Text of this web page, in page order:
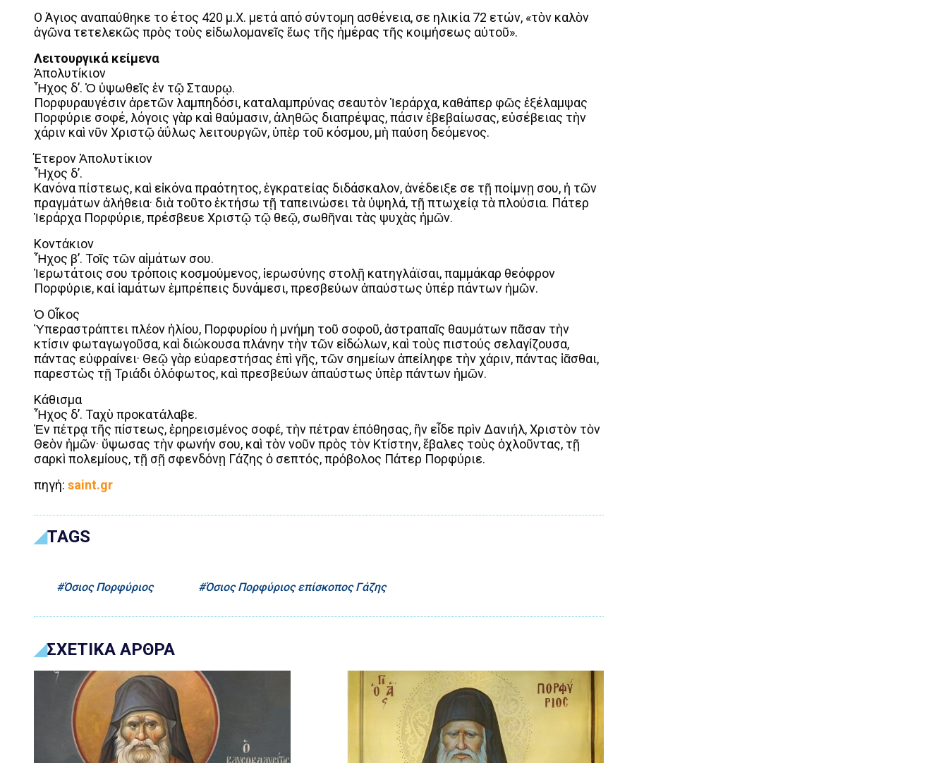
Ο Άγιος αναπαύθηκε το έτος 420 μ.Χ. μετά από σύντομη ασθένεια, σε ηλικία 72 ετών, «τὸν καλὸν
ἀγῶνα τετελεκῶς πρὸς τοὺς εἰδωλομανεῖς ἕως τῆς ἡμέρας τῆς κοιμήσεως αὐτοῦ».
Λειτουργικά κείμενα
Ἀπολυτίκιον
Ἦχος δ’. Ὁ ὑψωθεῖς ἐν τῷ Σταυρῳ.
Πορφυραυγέσιν ἀρετῶν λαμπηδόσι, καταλαμπρύνας σεαυτὸν Ἱεράρχα, καθάπερ φῶς ἐξέλαμψας
Πορφύριε σοφέ, λόγοις γὰρ καὶ θαύμασιν, ἀληθῶς διαπρέψας, πάσιν ἐβεβαίωσας, εὐσέβειας τὴν
χάριν καὶ νῦν Χριστῷ ἀΰλως λειτουργῶν, ὑπὲρ τοῦ κόσμου, μὴ παύση δεόμενος.
Έτερον Ἀπολυτίκιον
Ἦχος δ’.
Κανόνα πίστεως, καὶ εἰκόνα πραότητος, ἐγκρατείας διδάσκαλον, ἀνέδειξε σε τῇ ποίμνῃ σου, ἡ τῶν
πραγμάτων ἀλήθεια· διὰ τοῦτο ἐκτήσω τῇ ταπεινώσει τὰ ὑψηλά, τῇ πτωχείᾳ τὰ πλούσια. Πάτερ
Ἱεράρχα Πορφύριε, πρέσβευε Χριστῷ τῷ θεῷ, σωθῆναι τὰς ψυχὰς ἡμῶν.
Κοντάκιον
Ἦχος β’. Τοῖς τῶν αἱμάτων σου.
Ἱερωτάτοις σου τρόποις κοσμούμενος, ἱερωσύνης στολῇ κατηγλάϊσαι, παμμάκαρ θεόφρον
Πορφύριε, καί ἰαμάτων ἐμπρέπεις δυνάμεσι, πρεσβεύων ἀπαύστως ὑπέρ πάντων ἡμῶν.
Ὁ Οἶκος
Ὑπεραστράπτει πλέον ἡλίου, Πορφυρίου ἡ μνήμη τοῦ σοφοῦ, ἀστραπαῖς θαυμάτων πᾶσαν τὴν
κτίσιν φωταγωγοῦσα, καὶ διώκουσα πλάνην τὴν τῶν εἰδώλων, καὶ τοὺς πιστούς σελαγίζουσα,
πάντας εὐφραίνει· Θεῷ γὰρ εὐαρεστήσας ἐπὶ γῆς, τῶν σημείων ἀπείληφε τὴν χάριν, πάντας ἰᾶσθαι,
παρεστὼς τῇ Τριάδι ὁλόφωτος, καὶ πρεσβεύων ἀπαύστως ὑπὲρ πάντων ἡμῶν.
Κάθισμα
Ἦχος δ’. Ταχὺ προκατάλαβε.
Ἐν πέτρᾳ τῆς πίστεως, ἐρηρεισμένος σοφέ, τὴν πέτραν ἐπόθησας, ἣν εἶδε πρὶν Δανιήλ, Χριστὸν τὸν
Θεὸν ἡμῶν· ὕψωσας τὴν φωνήν σου, καὶ τὸν νοῦν πρὸς τὸν Κτίστην, ἔβαλες τοὺς ὀχλοῦντας, τῇ
σαρκὶ πολεμίους, τῇ σῇ σφενδόνῃ Γάζης ὁ σεπτός, πρόβολος Πάτερ Πορφύριε.
πηγή: saint.gr
TAGS
Όσιος Πορφύριος Όσιος Πορφύριος επίσκοπος Γάζης
ΣΧΕΤΙΚΑ ΑΡΘΡΑ